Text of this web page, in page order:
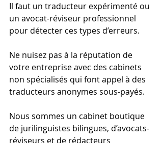
Il faut un traducteur expérimenté ou
un avocat-réviseur professionnel
pour détecter ces types d’erreurs.
Ne nuisez pas à la réputation de
votre entreprise avec des cabinets
non spécialisés qui font appel à des
traducteurs anonymes sous-payés.
Nous sommes un cabinet boutique
de jurilinguistes bilingues, d’avocats-
réviseurs et de rédacteurs